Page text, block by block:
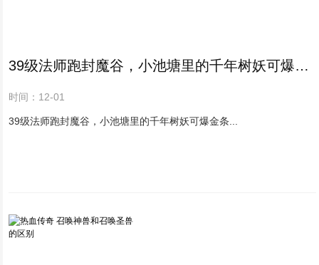
39级法师跑封魔谷，小池塘里的千年树妖可爆金条
时间：12-01
39级法师跑封魔谷，小池塘里的千年树妖可爆金条...